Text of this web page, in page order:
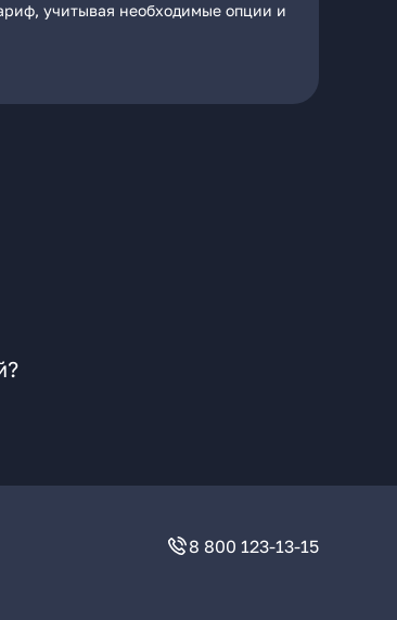
учитывая необходимые опции и
8 800 123-13-15